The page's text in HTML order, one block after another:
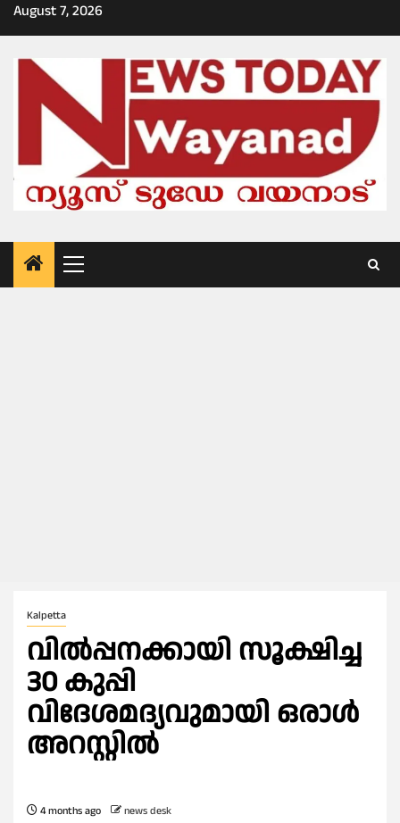
Skip
to
August 7, 2026
Primary
Menu
Kalpetta
വിൽപ്പനക്കായി സൂക്ഷിച്ച
30 കുപ്പി
വിദേശമദ്യവുമായി ഒരാൾ
അറസ്റ്റിൽ
4 months ago news desk